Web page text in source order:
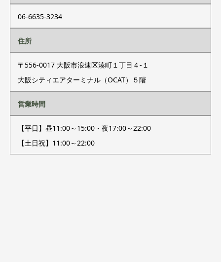
06-6635-3234
住所
〒556-0017 大阪市浪速区湊町１丁目４-１
大阪シティエアターミナル（OCAT）５階
営業時間
【平日】昼11:00～15:00・夜17:00～22:00
【土日祝】11:00～22:00